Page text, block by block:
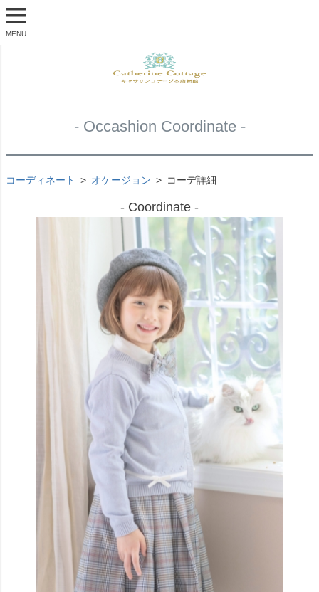
MENU
- Occashion Coordinate -
コーディネート オケージョン コーデ詳細
- Coordinate -